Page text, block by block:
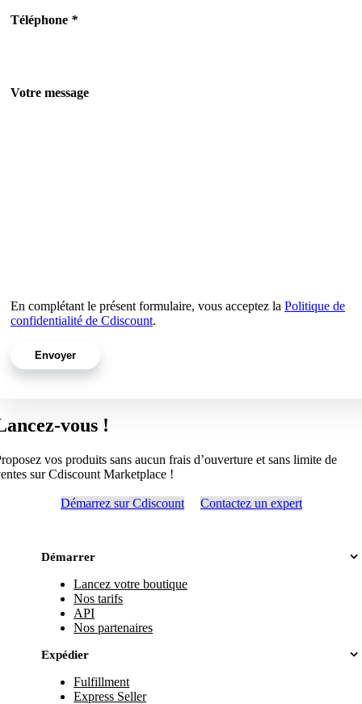
Téléphone *
Votre message
En complétant le présent formulaire, vous acceptez la Politique de
confidentialité de Cdiscount.
vous !
vos produits sans aucun frais d’ouverture et sans limite de
sur Cdiscount Marketplace !
Démarrez sur Cdiscount Contactez un expert
Démarrer
Lancez votre boutique
Nos tarifs
API
Nos partenaires
Expédier
Fulfillment
Express Seller